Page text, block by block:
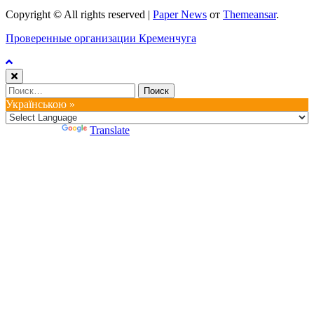
Copyright © All rights reserved | Paper News от Themeansar.
Проверенные организации Кременчуга
Найти:
Українською »
Translate